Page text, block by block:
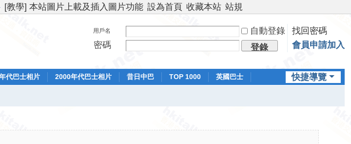
[教學] 本站圖片上載及插入圖片功能 設為首頁 收藏本站 站規
用戶名 自動登錄
找回密碼
密碼
登錄 會員申請加入
快捷導覽
代巴士相片 2000年代巴士相片 昔日中巴 TOP 1000
英國巴士